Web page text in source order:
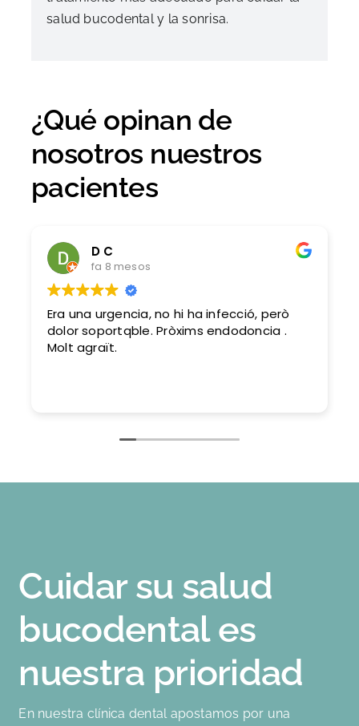
salud bucodental y la sonrisa.
¿Qué opinan de
nosotros nuestros
pacientes
D C
fa 8 mesos
Era una urgencia, no hi ha infecció, però
dolor soportqble. Pròxims endodoncia .
Molt agraït.
Cuidar su salud
bucodental es
nuestra prioridad
En nuestra clínica dental apostamos por una